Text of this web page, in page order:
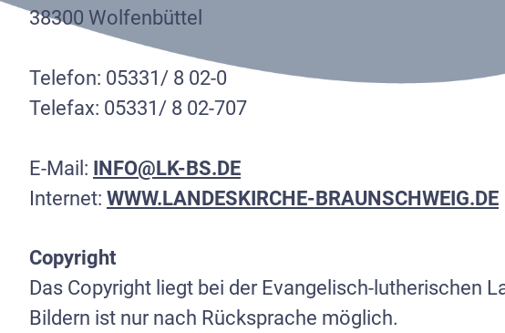
KONTAKT
Suchen
nach:
Impressum/Datenschutz
© 2026 mit-Segen-unterwegs.de
38300 Wolfenbüttel
Telefon: 05331/ 8 02-0
Telefax: 05331/ 8 02-707
E-Mail: INFO@LK-BS.DE
Internet: WWW.LANDESKIRCHE-BRAUNSCHWEIG.DE
Copyright
Das Copyright liegt bei der Evangelisch-lutherischen
Bildern ist nur nach Rücksprache möglich.